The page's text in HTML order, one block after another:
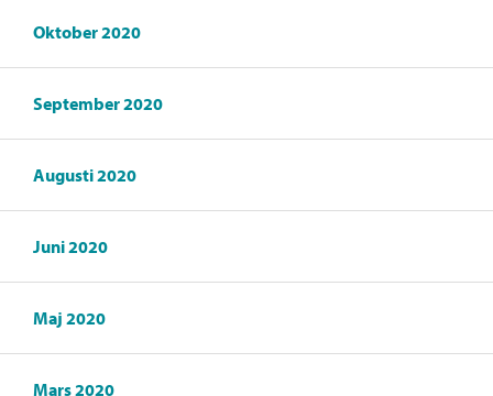
Oktober 2020
September 2020
Augusti 2020
Juni 2020
Maj 2020
Mars 2020